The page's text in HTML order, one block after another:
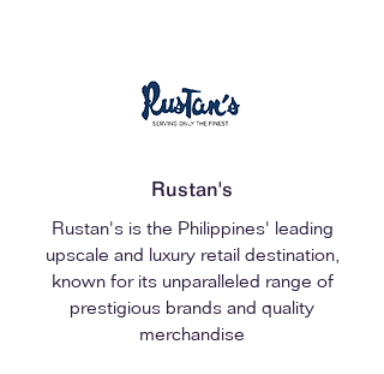
Rustan's
Rustan's is the Philippines' leading
upscale and luxury retail destination,
known for its unparalleled range of
prestigious brands and quality
merchandise